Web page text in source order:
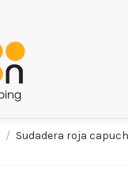
Sudadera roja